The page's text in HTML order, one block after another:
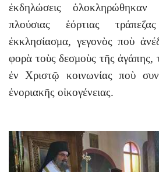
ἐκδηλώσεις
πλούσιας ἑόρτιας
ἐκκλησίασμα, γεγονὸς ποὺ
φορὰ τοὺς δεσμοὺς τῆς ἀγάπης,
ἐν Χριστῷ κοινωνίας ποὺ
ἐνοριακῆς οἰκογένειας.